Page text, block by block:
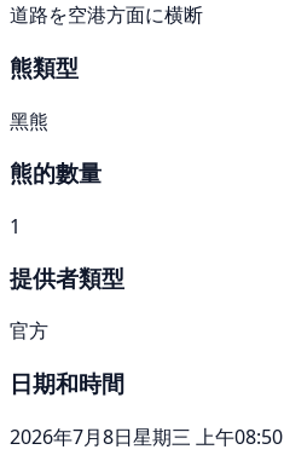
道路を空港方面に横断
熊類型
黑熊
熊的數量
1
提供者類型
官方
日期和時間
2026年7月8日星期三 上午08:50